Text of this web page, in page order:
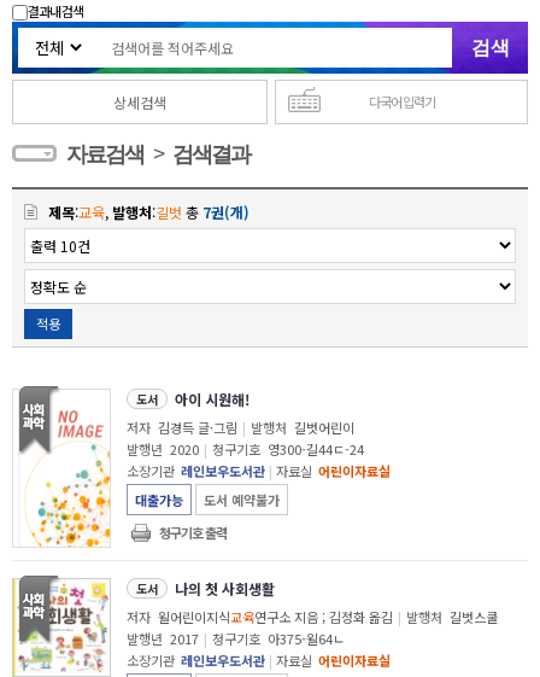
결과내 검색
상세검색 다국어 입력기
자료검색 > 검색결과
제목:교육, 발행처:길벗 총 7권(개)
적용
도서 아이 시원해!
저자 김경득 글·그림 | 발행처 길벗어린이
발행년 2020 | 청구기호 영300-길44ㄷ-24
소장기관 레인보우도서관 | 자료실 어린이자료실
대출가능
도서 예약불가
청구기호 출력
도서 나의 첫 사회생활
저자 윌어린이지식교육연구소 지음 ; 김정화 옮김 | 발행처 길벗스쿨
발행년 2017 | 청구기호 아375-윌64ㄴ
소장기관 레인보우도서관 | 자료실 어린이자료실